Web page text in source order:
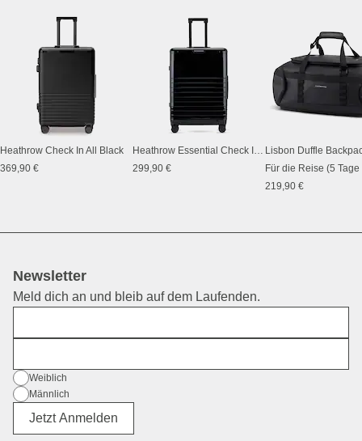
Heathrow Check In All Black
369,90 €
Heathrow Essential Check In All Black
299,90 €
Für die Reise (5 Tage
219,90 €
Newsletter
Meld dich an und bleib auf dem Laufenden.
Geschlecht
Weiblich
Männlich
Divers
Jetzt Anmelden